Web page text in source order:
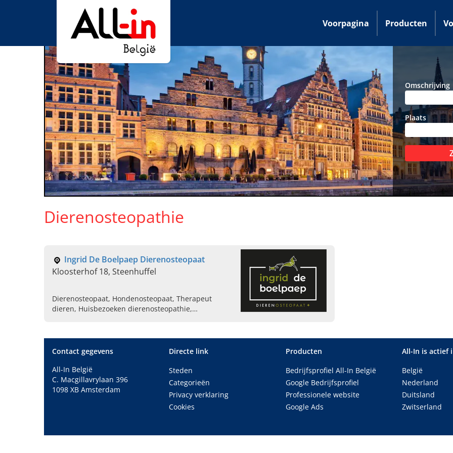
Voorpagina Producten
Omschrijving
Plaats
Dierenosteopathie
Ingrid De Boelpaep Dierenosteopaat
Kloosterhof 18, Steenhuffel
Dierenosteopaat, Hondenosteopaat, Therapeut
dieren, Huisbezoeken dierenosteopathie,
Osteopaat voor honden, Osteopaat voor dieren,
Osteopaat paarden
Contact gegevens
All-In België
C. Macgillavrylaan 396
1098 XB Amsterdam
Directe link
Steden
Categorieën
Privacy verklaring
Cookies
Producten
Bedrijfsprofiel All-In België
Google Bedrijfsprofiel
Professionele website
Google Ads
All-In is actief
België
Nederland
Duitsland
Zwitserland